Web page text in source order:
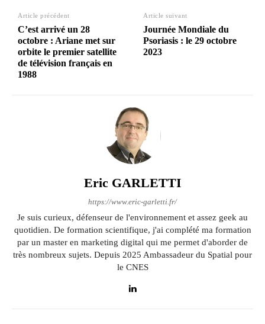
Article précédent
C’est arrivé un 28
octobre : Ariane met sur
orbite le premier satellite
de télévision français en
1988
Article suivant
Journée Mondiale du
Psoriasis : le 29 octobre
2023
Eric GARLETTI
https://www.eric-garletti.fr/
Je suis curieux, défenseur de l'environnement et assez geek au
quotidien. De formation scientifique, j'ai complété ma formation
par un master en marketing digital qui me permet d'aborder de
très nombreux sujets. Depuis 2025 Ambassadeur du Spatial pour
le CNES